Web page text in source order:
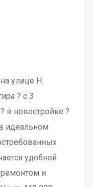
улице Н.
? с 3
в новостройке ?
идеальном
удобной
и